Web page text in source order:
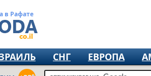
в Рафате
СНГ ЕВРОПА